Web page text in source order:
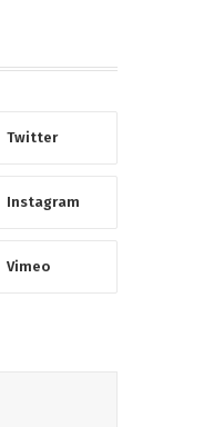
Twitter
Instagram
Vimeo